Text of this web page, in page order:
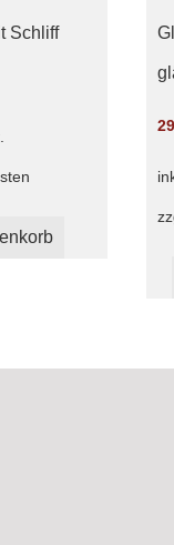
Schliff